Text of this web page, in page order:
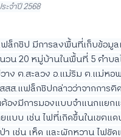
ะจำปี 2568
ล็กชิป มีการลงพื้นที่เก็บข้อมูล
น 20 หมู่บ้านในพื้นที่ 5 ตำบล
าง ต.สะลวง อ.แม่ริม ต.แม่หอ
ส.แฟล็กชิปกล่าวว่าจากการติ
งมีการมองแบบจำแนกแยกแ
บบ เช่น ไฟที่เกิดขึ้นในเขตแด
เช่น เห็ด และผักหวาน ไฟขัด